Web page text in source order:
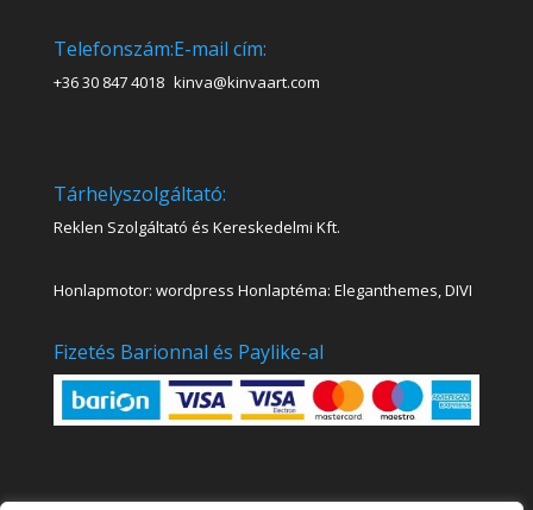
Telefonszám:
+36 30 847 4018
E-mail cím:
kinva@kinvaart.com
Tárhelyszolgáltató:
Reklen Szolgáltató és Kereskedelmi Kft.
Honlapmotor: wordpress Honlaptéma: Eleganthemes, DIVI
Fizetés Barionnal és Paylike-al